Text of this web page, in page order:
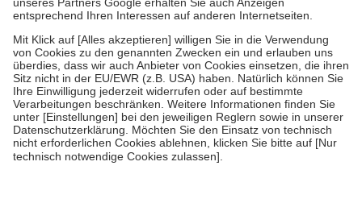
Um das Engagement der Versicherten für ihre eigene Gesundheit zu
stärken und die besondere Stellung der Familie zu unterstützen,
fallenkeine Zuzahlungenan bei:
• Kindern und Jugendlichen bis zum vollendeten 18. Lebensjahr
mit Ausnahme der Fahrkosten
• Untersuchungen zur Vorsorge und Früherkennung, die von der
GKV getragen werden
• empfohlenen Schutzimpfungen
• Harn- und Blutteststreifen